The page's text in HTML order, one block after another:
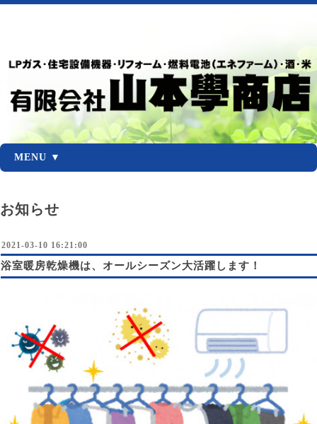
MENU ▼
お知らせ
2021-03-10 16:21:00
浴室暖房乾燥機は、オールシーズン大活躍します！